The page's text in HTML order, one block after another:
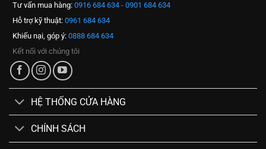
Tư vấn mua hàng: 0916 684 634 - 0901 684 634
Hỗ trợ kỹ thuật: 0961 684 634
Khiếu nại, góp ý: 0888 684 634
Kết nối với chúng tôi
HỆ THỐNG CỬA HÀNG
CHÍNH SÁCH